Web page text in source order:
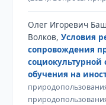
Олег Игоревич
Волков, Условия
сопровождения
социокультурной
обучения на